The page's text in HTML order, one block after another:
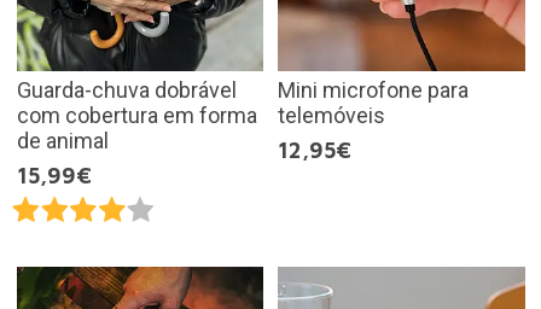
Guarda-chuva dobrável
com cobertura em forma
de animal
15,99€
Mini microfone para
telemóveis
12,95€